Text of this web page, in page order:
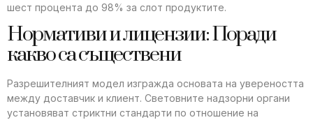
шест процента до 98% за слот продуктите.
Нормативи и лицензии: Поради
какво са съществени
Разрешителният модел изгражда основата на увереността
между доставчик и клиент. Световните надзорни органи
установяват стриктни стандарти по отношение на